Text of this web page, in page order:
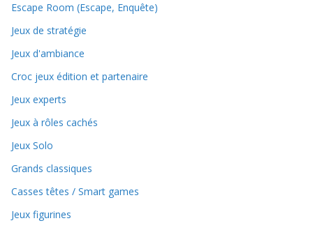
Escape Room (Escape, Enquête)
Jeux de stratégie
Jeux d'ambiance
Croc jeux édition et partenaire
Jeux experts
Jeux à rôles cachés
Jeux Solo
Grands classiques
Casses têtes / Smart games
Jeux figurines